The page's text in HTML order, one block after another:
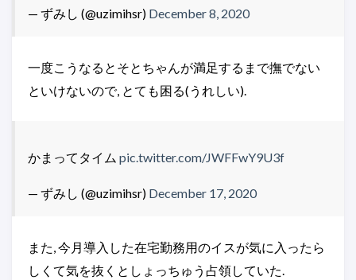
— ずみし (@uzimihsr) December 8, 2020
一度こうなるとそとちゃんが満足するまで撫でない
といけないので, とても困る(うれしい).
かまってタイム pic.twitter.com/JWFFwY9U3f
— ずみし (@uzimihsr) December 17, 2020
また, 今月導入した在宅勤務用のイスが気に入ったら
しくて気を抜くとしょっちゅう占領していた.